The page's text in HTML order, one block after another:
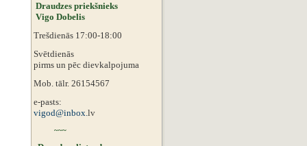
Draudzes priekšnieks
Vigo Dobelis
Trešdienās 17:00-18:00
Svētdienās
pirms un pēc dievkalpojuma
Mob. tālr. 26154567
e-pasts:
vigod@inbox.lv
~~~